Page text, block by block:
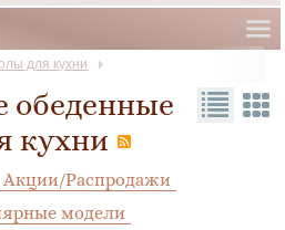
для кухни
обеденные
кухни
Акции/Распродажи
модели